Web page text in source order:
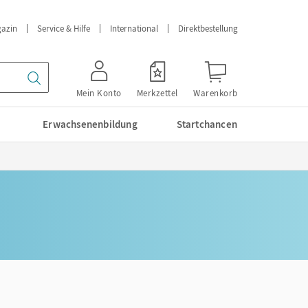
Service & Hilfe International Direktbestellung
Mein Konto Merkzettel Warenkorb
Erwachsenenbildung Startchancen